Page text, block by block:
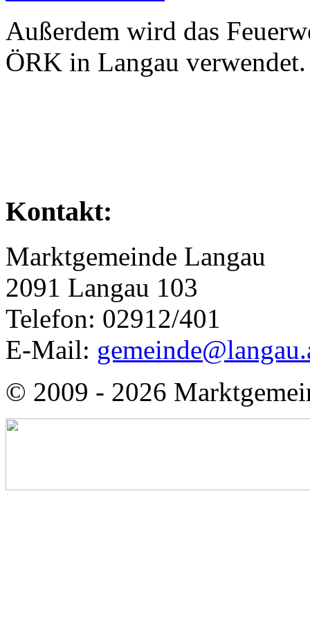
Außerdem wird das
ÖRK in Langau verwendet.
Kontakt:
Marktgemeinde Langau
2091 Langau 103
Telefon: 02912/401
E-Mail:
© 2009 - 2026